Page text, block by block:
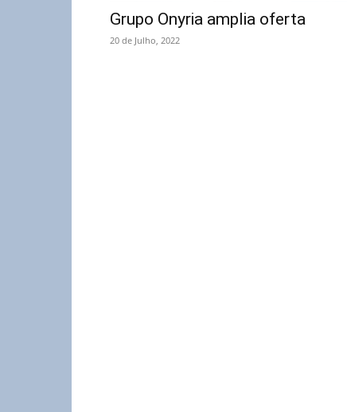
Grupo Onyria amplia oferta
20 de Julho, 2022